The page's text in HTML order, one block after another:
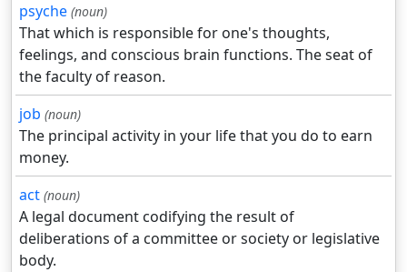
psyche (noun)
That which is responsible for one's thoughts,
feelings, and conscious brain functions. The seat of
the faculty of reason.
job (noun)
The principal activity in your life that you do to earn
money.
act (noun)
A legal document codifying the result of
deliberations of a committee or society or legislative
body.